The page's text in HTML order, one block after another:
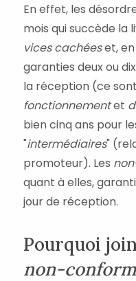
En effet, les
mois qui succède la
vices cachéeset, en
garanties deux ou
la réception (ce
fonctionnementet
bien cinq ans pour
"intermédiaires"
promoteur). Les
quant à elles,
jour de réception.
Pourquoi
non-